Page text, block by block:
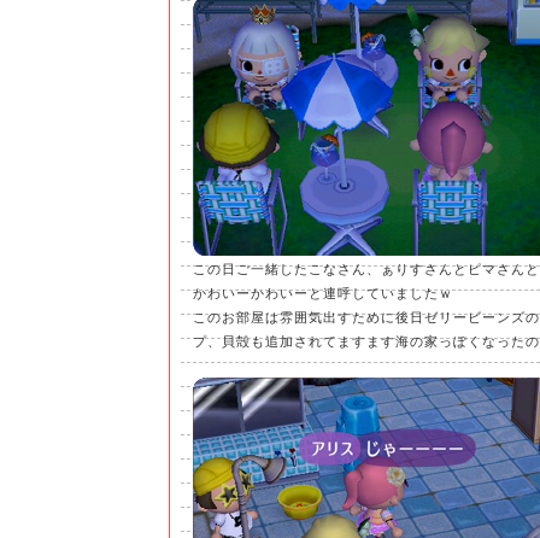
この日ご一緒したこなさん、ぁりすさんとピマさん
かわいーかわいーと連呼していましたｗ
このお部屋は雰囲気出すために後日ゼリービーンズ
プ、貝殻も追加されてますます海の家っぽくなった